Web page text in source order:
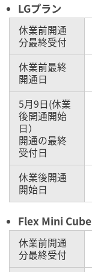
LGプラン
休業前開通
分最終受付
休業前最終
開通日
5月9日(休業
後開通開始
日）
開通の最終
受付日
休業後開通
開始日
Flex Mini Cube
休業前開通
分最終受付